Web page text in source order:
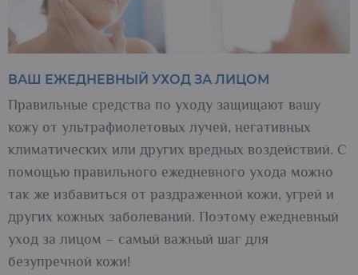
ВАШ ЕЖЕДНЕВНЫЙ УХОД ЗА ЛИЦОМ
Правильные средства по уходу защищают вашу
кожу от ультрафиолетовых лучей, негативных
климатических или других вредных воздействий. С
помощью правильного ежедневного ухода можно
так же избавиться от раздраженной кожи, угрей и
других кожных заболеваний. Поэтому ежедневный
уход за лицом – самый важный шаг для
безупречной кожи!